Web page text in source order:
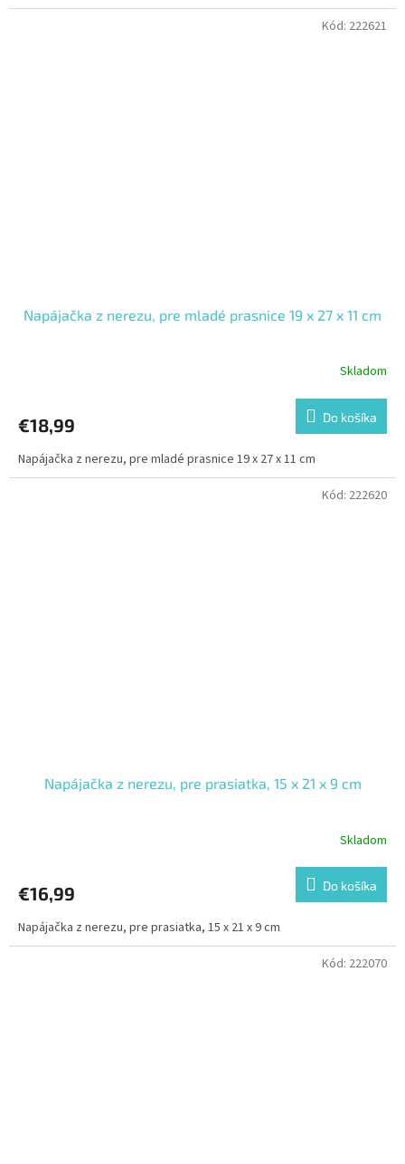
Napájačka z nerezu, pre mladé prasnice 19 x 27 x 11 cm
Skladom
€18,99 Do košíka
Napájačka z nerezu, pre mladé prasnice 19 x 27 x 11 cm
Kód: 222621
Napájačka z nerezu, pre prasiatka, 15 x 21 x 9 cm
Skladom
€16,99 Do košíka
Napájačka z nerezu, pre prasiatka, 15 x 21 x 9 cm
Kód: 222620
Kód: 222070